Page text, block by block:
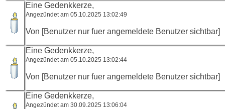
Eine Gedenkkerze,
Angezündet am 05.10.2025 13:02:49
Von [Benutzer nur fuer angemeldete Benutzer sichtbar]
Eine Gedenkkerze,
Angezündet am 05.10.2025 13:02:44
Von [Benutzer nur fuer angemeldete Benutzer sichtbar]
Eine Gedenkkerze,
Angezündet am 30.09.2025 13:06:04